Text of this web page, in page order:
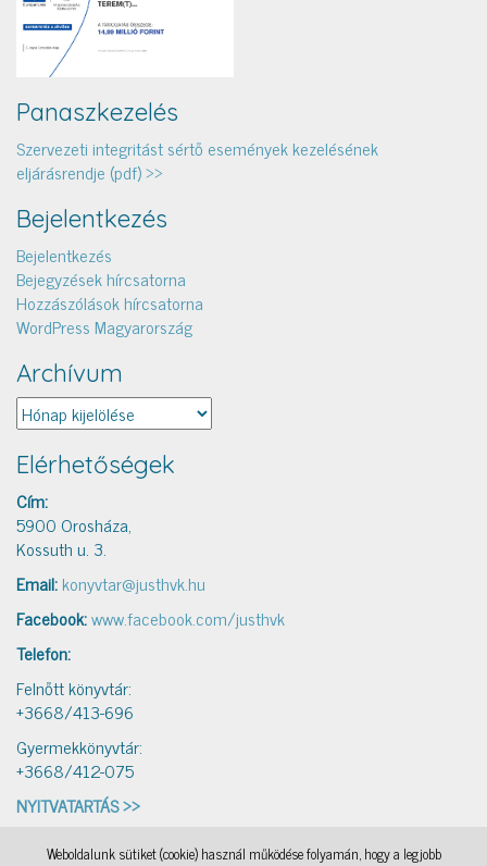
Panaszkezelés
Szervezeti integritást sértő események kezelésének
eljárásrendje (pdf) >>
Bejelentkezés
Bejelentkezés
Bejegyzések hírcsatorna
Hozzászólások hírcsatorna
WordPress Magyarország
Archívum
Archívum
Elérhetőségek
Cím:
5900 Orosháza,
Kossuth u. 3.
Email:konyvtar@justhvk.hu
Facebook:www.facebook.com/justhvk
Telefon:
Felnőtt könyvtár:
+3668/413-696
Gyermekkönyvtár:
+3668/412-075
NYITVATARTÁS >>
Weboldalunk sütiket (cookie) használ működése folyamán, hogy a legjobb